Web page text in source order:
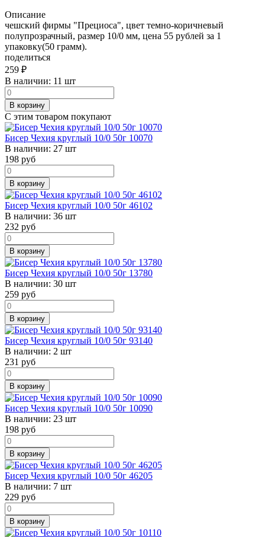
Описание
чешский фирмы "Прециоса", цвет темно-коричневый
полупрозрачный, размер 10/0 мм, цена 55 рублей за 1
упаковку(50 грамм).
поделиться
259 ₽
В наличии: 11 шт
В корзину
С этим товаром покупают
Бисер Чехия круглый 10/0 50г 10070
В наличии: 27 шт
198 руб
В корзину
Бисер Чехия круглый 10/0 50г 46102
В наличии: 36 шт
232 руб
В корзину
Бисер Чехия круглый 10/0 50г 13780
В наличии: 30 шт
259 руб
В корзину
Бисер Чехия круглый 10/0 50г 93140
В наличии: 2 шт
231 руб
В корзину
Бисер Чехия круглый 10/0 50г 10090
В наличии: 23 шт
198 руб
В корзину
Бисер Чехия круглый 10/0 50г 46205
В наличии: 7 шт
229 руб
В корзину